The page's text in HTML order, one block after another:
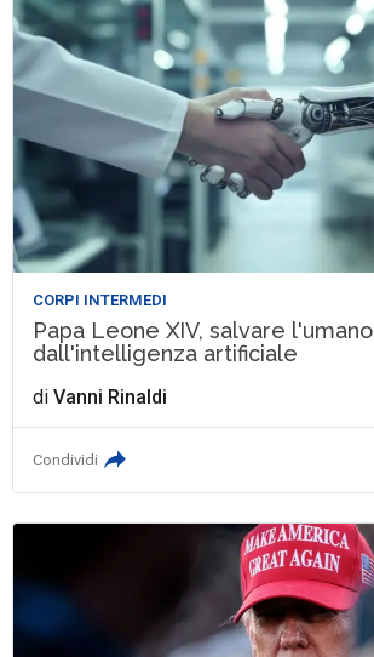
CORPI INTERMEDI
Papa Leone XIV, salvare l'umano
dall'intelligenza artificiale
diVanni Rinaldi
Condividi